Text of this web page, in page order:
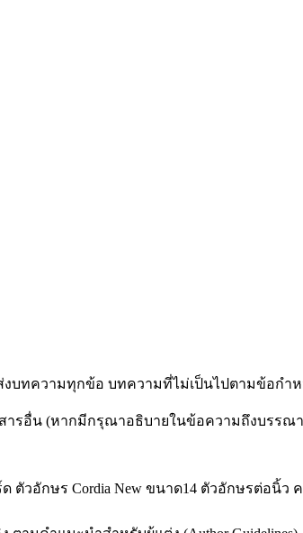
ทความทุกข้อ บทความที่ไม่เป็นไปตามข้อกำ
ารอื่น (หากมีกรุณาอธิบายในข้อความถึงบรรณ
วอักษร Cordia New ขนาด14 ตัวอักษรต่อนิ้ว